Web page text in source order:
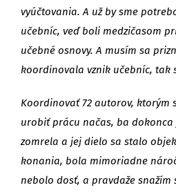
vyúčtovania. A už by sme
učebníc, veď boli medzičasom
učebné osnovy. A musím sa
koordinovala vznik učebníc, tak
Koordinovať 72 autorov, ktorým
urobiť prácu načas, ba
zomrela a jej dielo sa stalo
konania, bola mimoriadne
nebolo dosť, a pravdaže snažím